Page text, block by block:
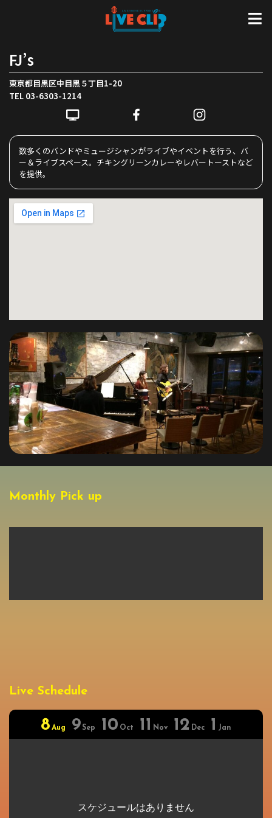
FJ’s
東京都目黒区中目黒５丁目1-20
TEL 03-6303-1214
数多くのバンドやミュージシャンがライブやイベントを行う、バ
ー＆ライブスペース。チキングリーンカレーやレバートーストなど
を提供。
Monthly Pick up
Live Schedule
8 Aug 9 Sep 10 Oct 11 Nov 12 Dec 1 Jan
スケジュールはありません